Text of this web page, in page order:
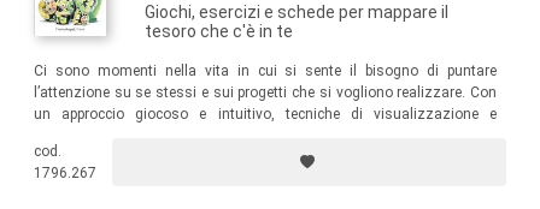
Giochi, esercizi e schede per mappare il
tesoro che c'è in te
Ci sono momenti nella vita in cui si sente il bisogno di puntare
l’attenzione su se stessi e sui progetti che si vogliono realizzare. Con
un approccio giocoso e intuitivo, tecniche di visualizzazione e
nostra
cod.
1796.267